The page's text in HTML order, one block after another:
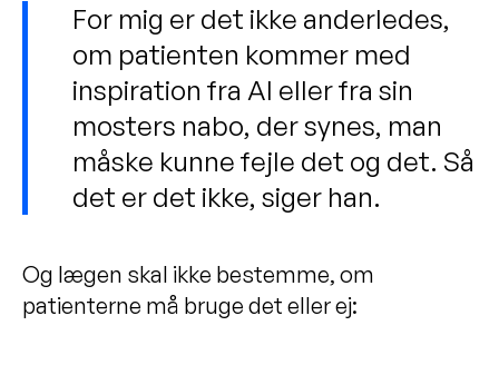
For mig er det ikke anderledes,
om patienten kommer med
inspiration fra AI eller fra sin
mosters nabo, der synes, man
måske kunne fejle det og det. Så
det er det ikke, siger han.
Og lægen skal ikke bestemme, om
patienterne må bruge det eller ej: